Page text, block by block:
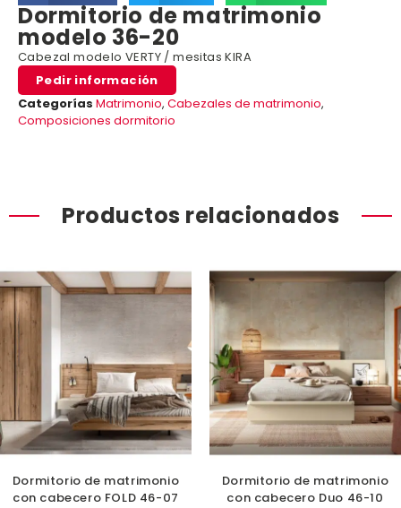
Dormitorio de matrimonio
modelo 36-20
Cabezal modelo VERTY / mesitas KIRA
Pedir información
Categorías Matrimonio, Cabezales de matrimonio,
Composiciones dormitorio
Productos relacionados
Dormitorio de matrimonio
con cabecero FOLD 46-07
Dormitorio de matrimonio
con cabecero Duo 46-10